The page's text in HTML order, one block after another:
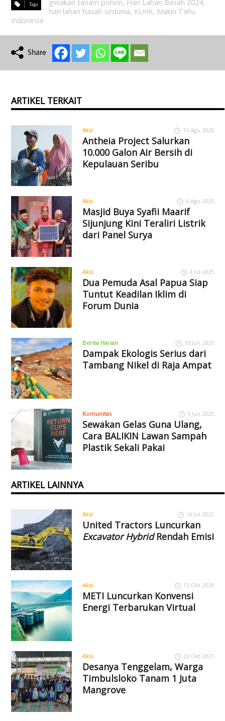
gerakan tanam pohon, Hari Lahan Basah 2024,
hari lahan basah sedunia, KLHK, Makin Tahu
Indonesia
ARTIKEL TERKAIT
Aksi 15 Agu 2025
Antheia Project Salurkan
10.000 Galon Air Bersih di
Kepulauan Seribu
Aksi 6 Agu 2025
Masjid Buya Syafii Maarif
Sijunjung Kini Teraliri Listrik
dari Panel Surya
Aksi 4 Jul 2025
Dua Pemuda Asal Papua Siap
Tuntut Keadilan Iklim di
Forum Dunia
Berita Harian 10 Jun 2025
Dampak Ekologis Serius dari
Tambang Nikel di Raja Ampat
Komunitas 5 Jun 2025
Sewakan Gelas Guna Ulang,
Cara BALIKIN Lawan Sampah
Plastik Sekali Pakai
ARTIKEL LAINNYA
Aksi 16 Jul 2022
United Tractors Luncurkan
Excavator HybridRendah Emisi
Aksi 12 Okt 2020
METI Luncurkan Konvensi
Energi Terbarukan Virtual
Aksi 22 Okt 2021
Desanya Tenggelam, Warga
Timbulsloko Tanam 1 Juta
Mangrove